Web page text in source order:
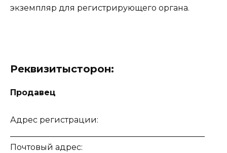
экземпляр для регистрирующего органа.
Реквизитысторон:
Продавец
Адрес регистрации:
Почтовый адрес: